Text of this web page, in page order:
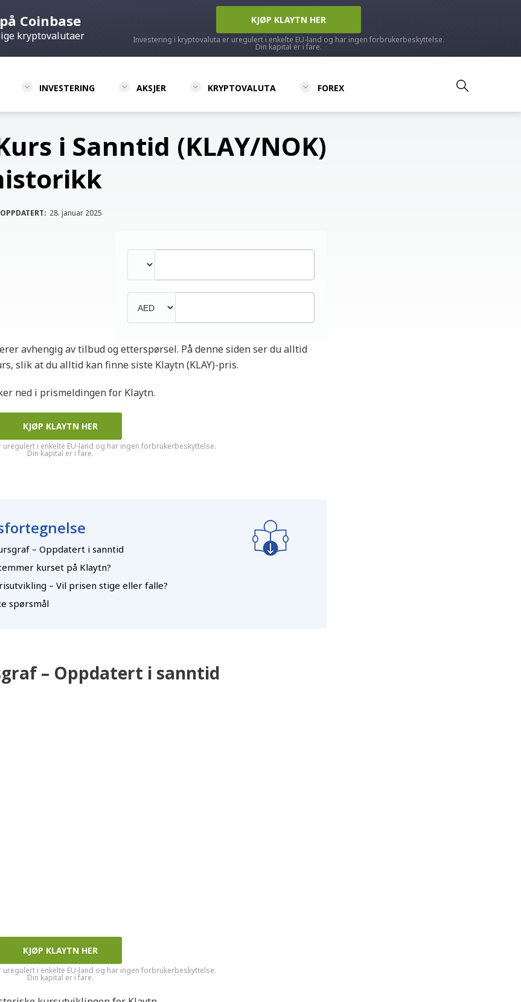
INVESTERING AKSJER KRYPTOVALUTA FOREX
i Sanntid (KLAY/NOK)
OPPDATERT: 28. januar 2025
avhengig av tilbud og etterspørsel. På denne siden ser du alltid
slik at du alltid kan finne siste Klaytn (KLAY)-pris.
ned i prismeldingen for Klaytn.
KJØP KLAYTN HER
i enkelte EU-land og har ingen forbrukerbeskyttelse.
Din kapital er i fare.
– Oppdatert i sanntid
kurset på Klaytn?
– Vil prisen stige eller falle?
spørsmål
– Oppdatert i sanntid
KJØP KLAYTN HER
i enkelte EU-land og har ingen forbrukerbeskyttelse.
Din kapital er i fare.
Coinbase
kryptovalutaer
KJØP KLAYTN HER
Investering i kryptovaluta er uregulert i enkelte EU-land og har ingen forbrukerbeskyttelse.
Din kapital er i fare.